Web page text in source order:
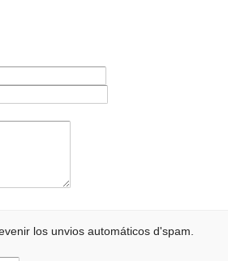
los unvios automáticos d'spam.